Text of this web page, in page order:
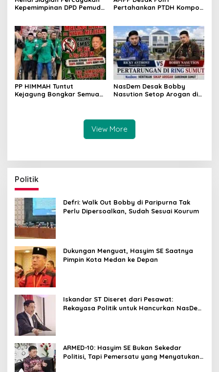
Kepemimpinan DPD Pemuda
Sembiring
Pertahankan PTDH Kompol
PP HIMMAH Tuntut
Kejagung Bongkar Semua
NasDem Desak Bobby
Nasution Setop Arogan di
View More
Politik
Defri: Walk Out Bobby di Paripurna Tak
Perlu Dipersoalkan, Sudah Sesuai Kourum
Dukungan Menguat, Hasyim SE Saatnya
Pimpin Kota Medan ke Depan
Iskandar ST Diseret dari Pesawat:
Rekayasa Politik untuk Hancurkan NasDem
ARMED-10: Hasyim SE Bukan Sekedar
Politisi, Tapi Pemersatu yang Menyatukan